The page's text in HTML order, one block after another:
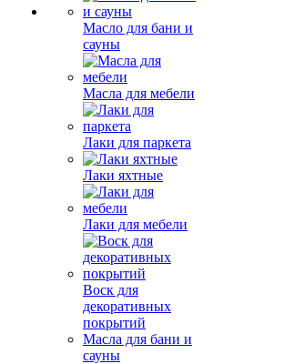
Масло для бани и
сауны
Масла для мебели
Лаки для паркета
Лаки яхтные
Лаки для мебели
Воск для
декоративных
покрытий
Масла для бани и
сауны